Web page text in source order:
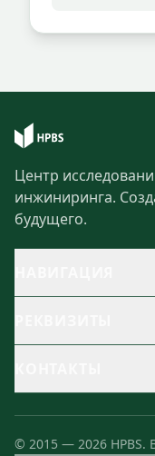
Центр
инжиниринга.
будущего.
© 2015 — 2026 HPBS.